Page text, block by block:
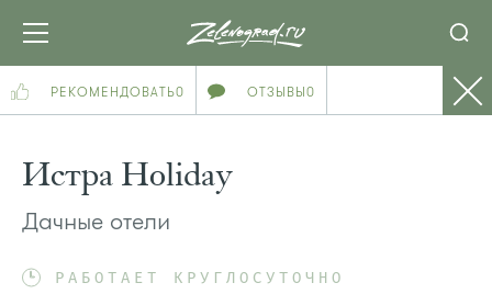
РЕКОМЕНДОВАТЬ0 ОТЗЫВЫ0
Истра Holiday
Дачные отели
РАБОТАЕТ КРУГЛОСУТОЧНО